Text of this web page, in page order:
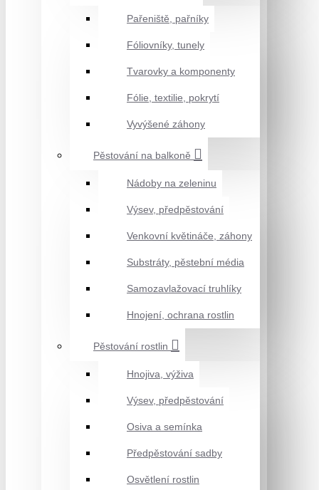
Pařeniště, pařníky
Fóliovníky, tunely
Tvarovky a komponenty
Fólie, textilie, pokrytí
Vyvýšené záhony
Pěstování na balkoně
Nádoby na zeleninu
Výsev, předpěstování
Venkovní květináče, záhony
Substráty, pěstební média
Samozavlažovací truhlíky
Hnojení, ochrana rostlin
Pěstování rostlin
Hnojiva, výživa
Výsev, předpěstování
Osiva a semínka
Předpěstování sadby
Osvětlení rostlin